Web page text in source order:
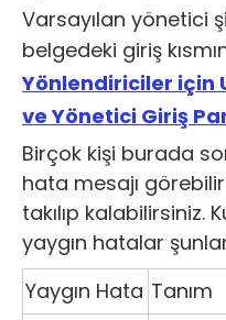
Varsayılan yönetici
belgedeki giriş
Yönlendiriciler için
ve Yönetici Giriş
Birçok kişi burada
hata mesajı
takılıp kalabilirsiniz.
yaygın hatalar
Yaygın Hata Tanım